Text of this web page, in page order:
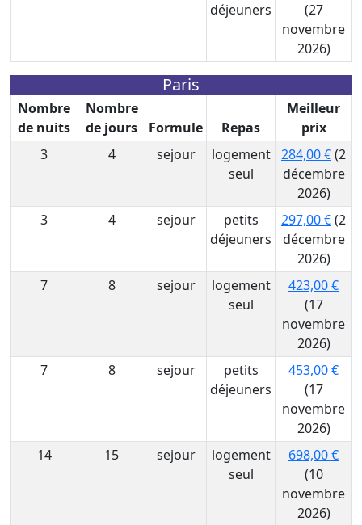
déjeuners
(27
novembre
2026)
Paris
Nombre
de nuits
Nombre
de jours
Formule Repas
Meilleur
prix
3
4 sejour
logement
seul
284,00 €(2
décembre
2026)
3
4 sejour
petits
déjeuners
297,00 €(2
décembre
2026)
7
8 sejour
logement
seul
423,00 €
(17
novembre
2026)
7
8 sejour
petits
déjeuners
453,00 €
(17
novembre
2026)
14
15 sejour
logement
seul
698,00 €
(10
novembre
2026)